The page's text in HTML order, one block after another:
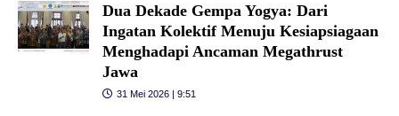
Dua Dekade Gempa Yogya: Dari
Ingatan Kolektif Menuju Kesiapsiagaan
Menghadapi Ancaman Megathrust
Jawa
31 Mei 2026 | 9:51